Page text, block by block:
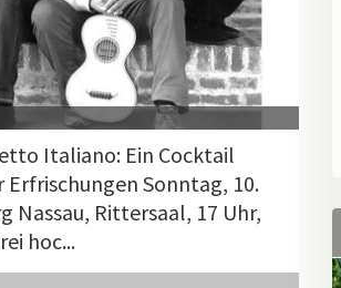
Italiano: Ein Cocktail
Erfrischungen Sonntag, 10.
Nassau, Rittersaal, 17 Uhr,
hoc...